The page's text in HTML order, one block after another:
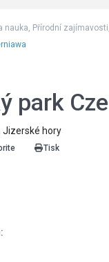
nauka, Přírodní zajímavosti
park
Jizerské hory
Tisk